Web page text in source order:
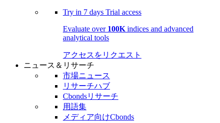
Try in 7 days Trial access
Evaluate over 100K indices and advanced
analytical tools
アクセスをリクエスト
ニュース＆リサーチ
市場ニュース
リサーチハブ
Cbondsリサーチ
用語集
メディア向けCbonds